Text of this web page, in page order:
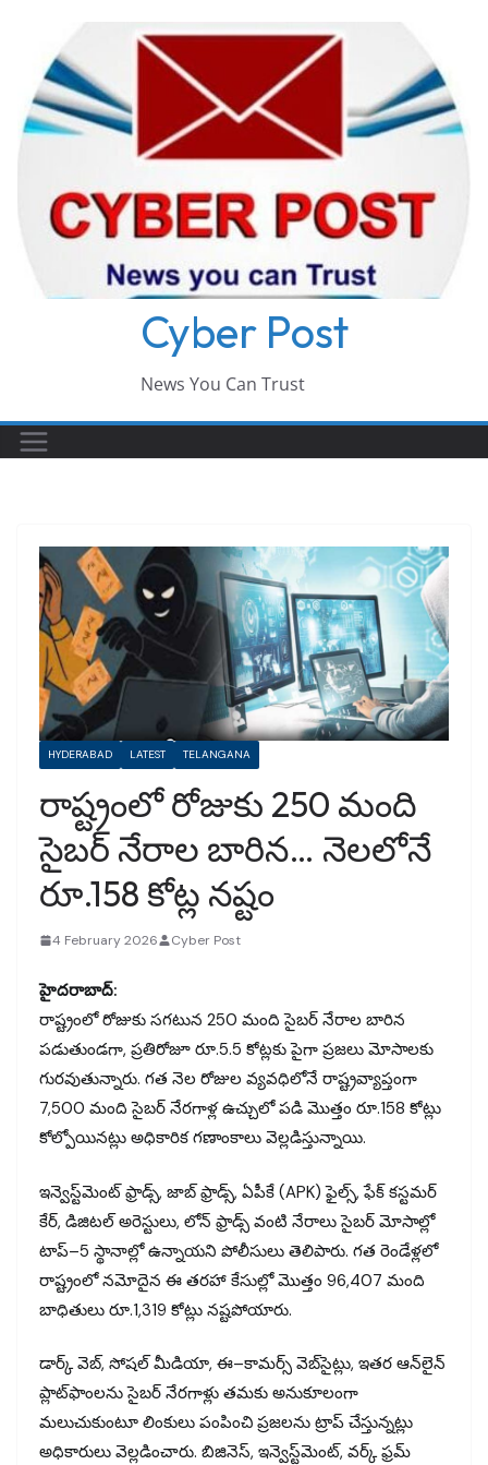
content
Cyber Post
News You Can Trust
HYDERABAD LATEST TELANGANA
రాష్ట్రంలో రోజుకు 250 మంది
సైబర్ నేరాల బారిన… నెలలోనే
రూ.158 కోట్ల నష్టం
4 February 2026 Cyber Post
హైదరాబాద్:
రాష్ట్రంలో రోజుకు సగటున 250 మంది సైబర్ నేరాల బారిన
పడుతుండగా, ప్రతిరోజూ రూ.5.5 కోట్లకు పైగా ప్రజలు మోసాలకు
గురవుతున్నారు. గత నెల రోజుల వ్యవధిలోనే రాష్ట్రవ్యాప్తంగా
7,500 మంది సైబర్ నేరగాళ్ల ఉచ్చులో పడి మొత్తం రూ.158 కోట్లు
కోల్పోయినట్లు అధికారిక గణాంకాలు వెల్లడిస్తున్నాయి.
ఇన్వెస్ట్‌మెంట్ ఫ్రాడ్స్, జాబ్ ఫ్రాడ్స్, ఏపీకే (APK) ఫైల్స్, ఫేక్ కస్టమర్
కేర్, డిజిటల్ అరెస్టులు, లోన్ ఫ్రాడ్స్ వంటి నేరాలు సైబర్ మోసాల్లో
టాప్–5 స్థానాల్లో ఉన్నాయని పోలీసులు తెలిపారు. గత రెండేళ్లలో
రాష్ట్రంలో నమోదైన ఈ తరహా కేసుల్లో మొత్తం 96,407 మంది
బాధితులు రూ.1,319 కోట్లు నష్టపోయారు.
డార్క్ వెబ్, సోషల్ మీడియా, ఈ–కామర్స్ వెబ్‌సైట్లు, ఇతర ఆన్‌లైన్
ప్లాట్‌ఫాంలను సైబర్ నేరగాళ్లు తమకు అనుకూలంగా
మలుచుకుంటూ లింకులు పంపించి ప్రజలను ట్రాప్ చేస్తున్నట్లు
అధికారులు వెల్లడించారు. బిజినెస్, ఇన్వెస్ట్‌మెంట్, వర్క్ ఫ్రమ్